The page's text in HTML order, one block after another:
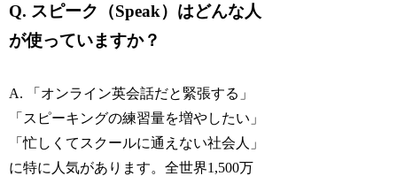
Q. スピーク（Speak）はどんな人
が使っていますか？
A. 「オンライン英会話だと緊張する」
「スピーキングの練習量を増やしたい」
「忙しくてスクールに通えない社会人」
に特に人気があります。全世界1,500万